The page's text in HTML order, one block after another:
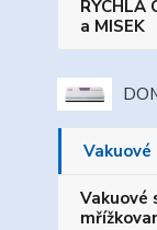
RYCHLÁ
a MISEK
Vakuové